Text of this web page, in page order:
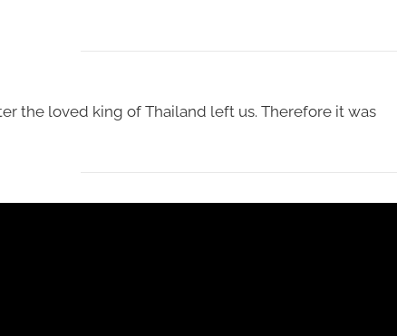
the loved king of Thailand left us. Therefore it was